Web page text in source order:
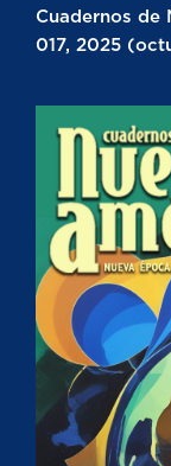
Cuadernos de
017, 2025